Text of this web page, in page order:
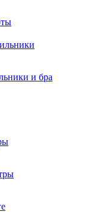
и бра